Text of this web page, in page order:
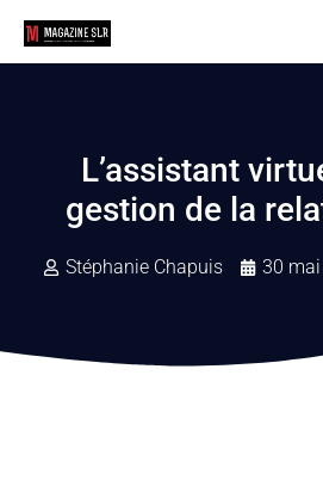
L’assistant
gestion de la
Stéphanie Chapuis 30